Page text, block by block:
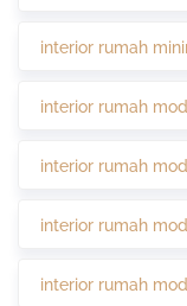
interior rumah
interior rumah
interior rumah
interior rumah
interior rumah